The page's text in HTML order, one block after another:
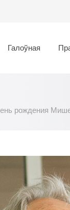
Галоўная
рождения